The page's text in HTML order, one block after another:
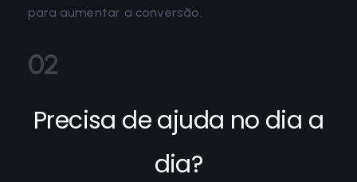
para aumentar a conversão.
02
Precisa de ajuda no dia a
dia?